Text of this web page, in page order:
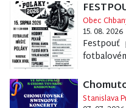
Obec
15. 08. 2026
Festpouť
Stanislava